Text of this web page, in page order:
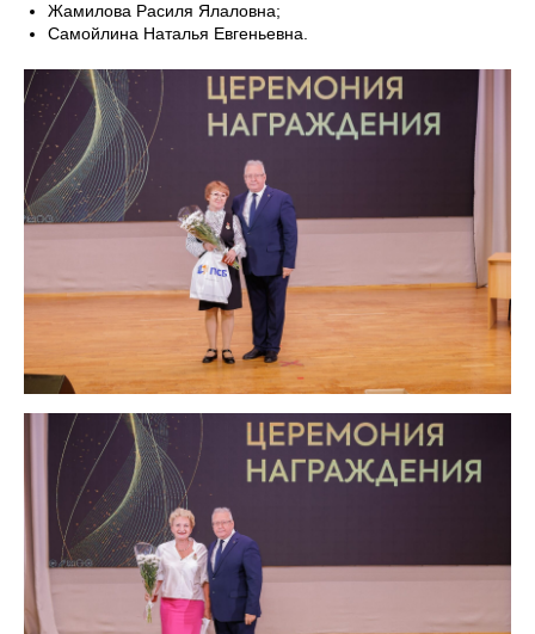
Жамилова Расиля Ялаловна;
Самойлина Наталья Евгеньевна.